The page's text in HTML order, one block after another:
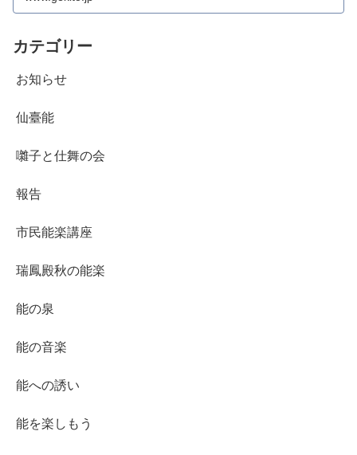
カテゴリー
お知らせ
仙臺能
囃子と仕舞の会
報告
市民能楽講座
瑞鳳殿秋の能楽
能の泉
能の音楽
能への誘い
能を楽しもう